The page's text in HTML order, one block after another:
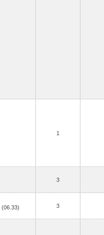
1
3
(06.33) 3